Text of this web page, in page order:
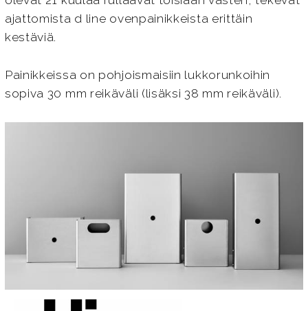
ajattomista d line ovenpainikkeista erittäin
kestäviä.
Painikkeissa on pohjoismaisiin lukkorunkoihin
sopiva 30 mm reikäväli (lisäksi 38 mm reikäväli).